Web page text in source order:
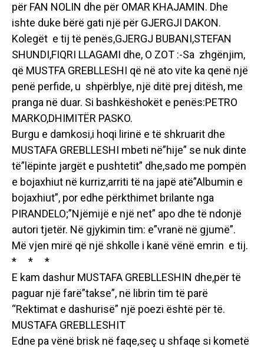
për FAN NOLIN dhe për OMAR KHAJAMIN. Dhe
ishte duke bërë gati një për GJERGJI DAKON.
Kolegët e tij të penës,GJERGJ BUBANI,STEFAN
SHUNDI,FIQRI LLAGAMI dhe, O ZOT :-Sa zhgënjim,
që MUSTFA GREBLLESHI që në ato vite ka qenë një
penë perfide, u shpërblye, një ditë prej ditësh, me
pranga në duar. Si bashkëshokët e penës:PETRO
MARKO,DHIMITËR PASKO.
Burgu e damkosi,i hoqi lirinë e të shkruarit dhe
MUSTAFA GREBLLESHI mbeti në”hije” se nuk dinte
të”lëpinte jargët e pushtetit” dhe,sado me pompën
e bojaxhiut në kurriz,arriti të na japë atë”Albumin e
bojaxhiut”, por edhe përkthimet brilante nga
PIRANDELO;”Njëmijë e një net” apo dhe të ndonjë
autori tjetër. Në gjykimin tim: e”vranë në gjumë”.
Më vjen mirë që një shkolle i kanë vënë emrin e tij.
* * *
E kam dashur MUSTAFA GREBLLESHIN dhe,për të
paguar një farë”takse”, në librin tim të parë
“Rektimat e dashurisë” një poezi është për të.
MUSTAFA GREBLLESHIT
Edne pa vënë brisk në faqe,seç u shfaqe si kometë